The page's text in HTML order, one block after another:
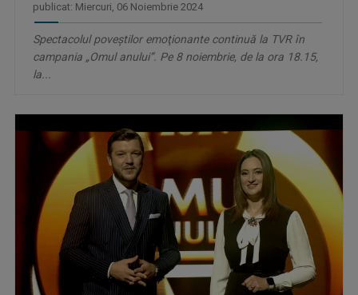
publicat: Miercuri, 06 Noiembrie 2024
Spectacolul poveştilor emoţionante continuă la TVR în
campania „Omul anului”. Pe 8 noiembrie, de la ora 18.15,
la...